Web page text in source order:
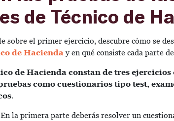
de Técnico de
sobre el primer ejercicio, descubre cómo se
de Hacienda y en qué consiste cada parte
de Hacienda constan de tres ejercicios
como cuestionarios tipo test,
.
En la primera parte deberás resolver un